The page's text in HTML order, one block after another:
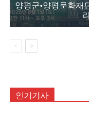
양평군·양평문화재
인기기사